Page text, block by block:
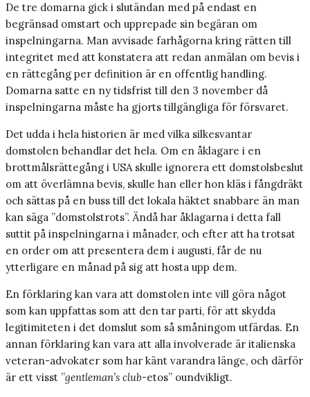
De tre domarna gick i slutändan med på endast en
begränsad omstart och upprepade sin begäran om
inspelningarna. Man avvisade farhågorna kring rätten till
integritet med att konstatera att redan anmälan om bevis i
en rättegång per definition är en offentlig handling.
Domarna satte en ny tidsfrist till den 3 november då
inspelningarna måste ha gjorts tillgängliga för försvaret.
Det udda i hela historien är med vilka silkesvantar
domstolen behandlar det hela. Om en åklagare i en
brottmålsrättegång i USA skulle ignorera ett domstolsbeslut
om att överlämna bevis, skulle han eller hon kläs i fångdräkt
och sättas på en buss till det lokala häktet snabbare än man
kan säga ”domstolstrots”. Ändå har åklagarna i detta fall
suttit på inspelningarna i månader, och efter att ha trotsat
en order om att presentera dem i augusti, får de nu
ytterligare en månad på sig att hosta upp dem.
En förklaring kan vara att domstolen inte vill göra något
som kan uppfattas som att den tar parti, för att skydda
legitimiteten i det domslut som så småningom utfärdas. En
annan förklaring kan vara att alla involverade är italienska
veteran-advokater som har känt varandra länge, och därför
är ett visst ”gentleman’s club-etos” oundvikligt.